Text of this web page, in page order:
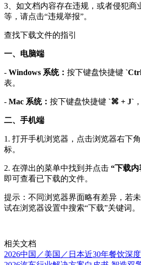
3、如文档内容存在违规，或者侵犯商
等，请点击“违规举报”。
查找下载文件的指引
一、电脑端
- Windows 系统： 按下键盘快捷键
表。
- Mac 系统： 按下键盘快捷键 `⌘ + J`
二、手机端
1. 打开手机浏览器，点击浏览器右下
标。
2. 在弹出的菜单中找到并点击 “下载内
即可查看已下载的文件。
提示：不同浏览器界面略有差异，若
试在浏览器设置中搜索“下载”关键词。
相关文档
2026中国／美国／日本近30年餐饮深